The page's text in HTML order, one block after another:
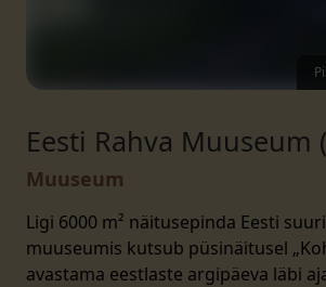
Eesti Rahva Muuseum
Muuseum
Ligi 6000 m² näitusepinda Eesti
muuseumis kutsub püsinäitusel
avastama eestlaste argipäeva läbi